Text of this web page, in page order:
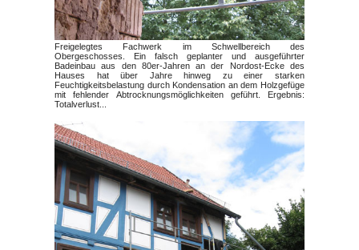
Freigelegtes Fachwerk im Schwellbereich des
Obergeschosses. Ein falsch geplanter und ausgeführter
Badeinbau aus den 80er-Jahren an der Nordost-Ecke des
Hauses hat über Jahre hinweg zu einer starken
Feuchtigkeitsbelastung durch Kondensation an dem Holzgefüge
mit fehlender Abtrocknungsmöglichkeiten geführt. Ergebnis:
Totalverlust...